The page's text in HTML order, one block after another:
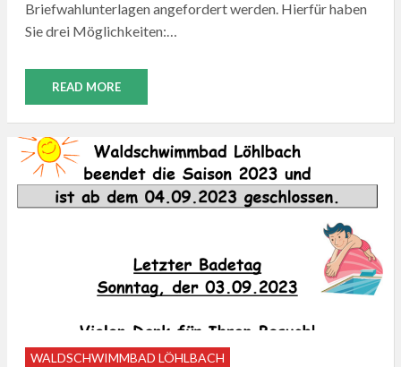
Briefwahlunterlagen angefordert werden. Hierfür haben
Sie drei Möglichkeiten:…
READ MORE
WALDSCHWIMMBAD LÖHLBACH